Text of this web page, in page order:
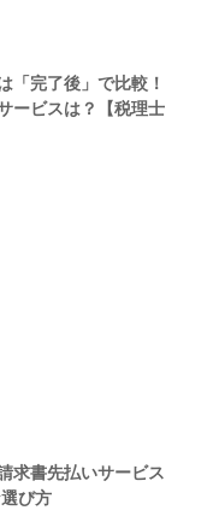
「完了後」で比較！
ービスは？【税理士
求書先払いサービス
び方